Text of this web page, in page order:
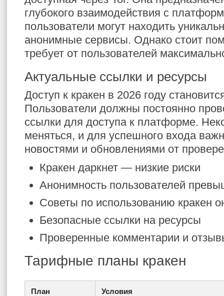
глубокого взаимодействия с
пользователи могут находить
анонимные сервисы. Однако стоит
требует от пользователей
Актуальные ссылки и ресурсы
Доступ к кракен в 2026 году
Пользователи должны постоянно
ссылки для доступа к платформе.
меняться, и для успешного входа
новостями и обновлениями от
Кракен даркнет — низкие риски
Анонимность пользователей
Советы по использованию кракен
Безопасные ссылки на ресурсы
Проверенные комментарии и
Тарифные планы кракен
План Условия